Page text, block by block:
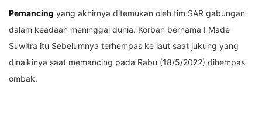
Pemancing yang akhirnya ditemukan oleh tim SAR gabungan
dalam keadaan meninggal dunia. Korban bernama I Made
Suwitra itu Sebelumnya terhempas ke laut saat jukung yang
dinaikinya saat memancing pada Rabu (18/5/2022) dihempas
ombak.